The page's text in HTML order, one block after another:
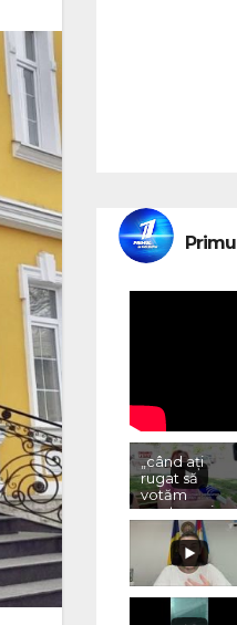
„când ați
rugat să
votăm
pentru voi,
ce ați
promis?"